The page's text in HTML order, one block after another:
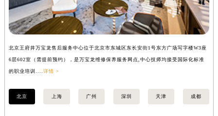
北京王府井万宝龙售后服务中心位于北京市东城区东长安街1号东方广场写字楼W3座
6层602室（需提前预约），是万宝龙维修保养服务网点,中心技师均接受国际化标准
的职业培训.... 详情 >
北京 上海 广州 深圳 天津 成都